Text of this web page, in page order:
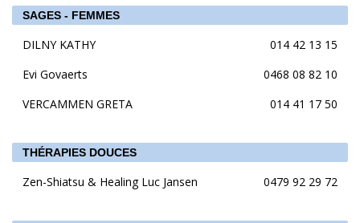
SAGES - FEMMES
DILNY KATHY
014 42 13 15
Evi Govaerts
0468 08 82 10
VERCAMMEN GRETA
014 41 17 50
THÉRAPIES DOUCES
Zen-Shiatsu & Healing Luc Jansen 0479 92 29 72